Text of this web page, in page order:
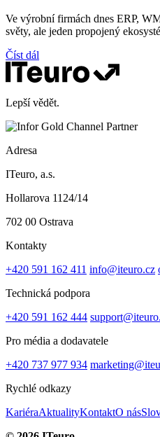
Ve výrobní firmách dnes ERP,
světy, ale jeden propojený
Číst dál
Lepší vědět.
Adresa
ITeuro, a.s.
Hollarova 1124/14
702 00 Ostrava
Kontakty
+420 591 162 411 info@iteuro.cz
Technická podpora
+420 591 162 444
Pro média a dodavatele
+420 737 977 934
Rychlé odkazy
KariéraAktualityKontaktO nás